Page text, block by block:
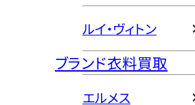
ルイ・ヴィトン
ブランド衣料買取
エルメス